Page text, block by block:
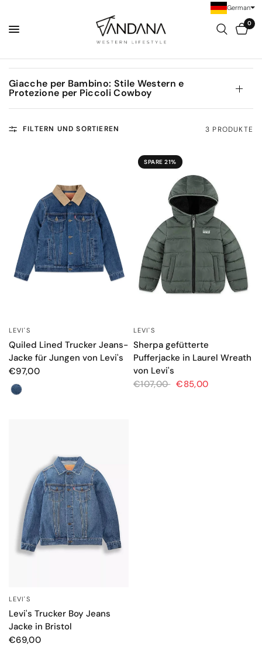
0
Giacche per Bambino: Stile Western e
Protezione per Piccoli Cowboy
FILTERN UND SORTIEREN 3 PRODUKTE
LEVI'S
Quiled Lined Trucker Jeans-
Jacke für Jungen von Levi's
€97,00
Farbe
SPARE 21%
LEVI'S
Sherpa gefütterte
Pufferjacke in Laurel Wreath
von Levi's
€107,00 €85,00
LEVI'S
Levi's Trucker Boy Jeans
Jacke in Bristol
€69,00
German